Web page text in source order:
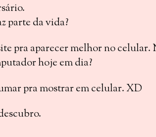
parte da vida?
pra aparecer melhor no celular.
hoje em dia?
pra mostrar em celular. XD